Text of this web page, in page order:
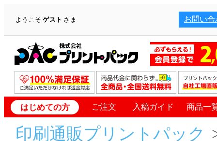
ようこそゲスト さま お問い合
はじめての方 ご注文 入稿ガイド 商品一
印刷通販プリントパック